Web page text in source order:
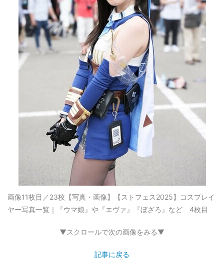
画像11枚目／23枚 【写真・画像】【ストフェス2025】コスプレイ
ヤー写真一覧｜『ウマ娘』や『エヴァ』『ぼざろ』など 4枚目
▼スクロールで次の画像をみる▼
記事に戻る